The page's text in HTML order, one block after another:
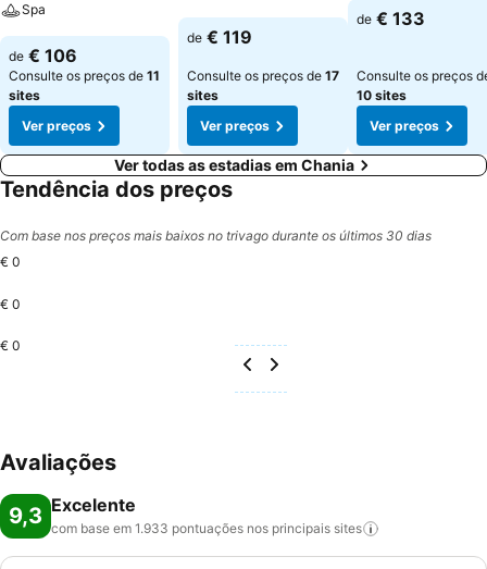
Spa
de € 106
Consulte os preços de 11
sites
Ver preços
de € 119
Consulte os preços de 17
sites
Ver preços
de € 133
Consulte os preços
10 sites
Ver preços
Ver todas as estadias em Chania
Tendência dos preços
Com base nos preços mais baixos no trivago durante os últimos 30 dias
€ 0
€ 0
€ 0
Avaliações
9,3 Excelente
com base em 1.933 pontuações nos principais sites